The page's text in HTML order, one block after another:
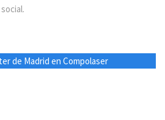
de Madrid en Compolaser